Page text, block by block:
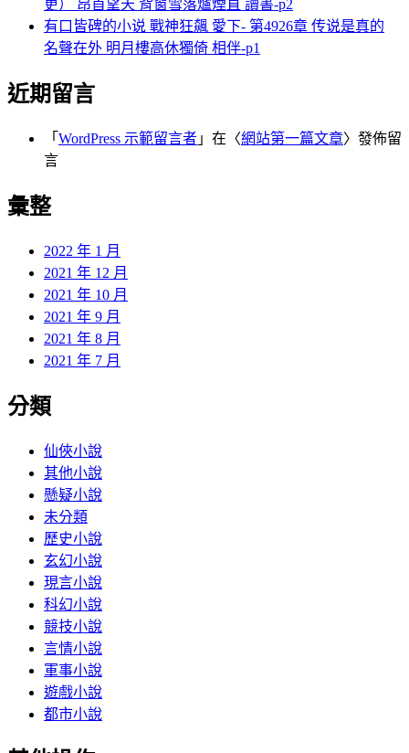
更） 昂首望天 背窗雪落爐煙直 讀書-p2
有口皆碑的小说 戰神狂飆 愛下- 第4926章 传说是真的
名聲在外 明月樓高休獨倚 相伴-p1
近期留言
「 WordPress 示範留言者 」在〈網站第一篇文章〉發佈留
言
彙整
2022 年 1 月
2021 年 12 月
2021 年 10 月
2021 年 9 月
2021 年 8 月
2021 年 7 月
分類
仙俠小說
其他小說
懸疑小說
未分類
歷史小說
玄幻小說
現言小說
科幻小說
競技小說
言情小說
軍事小說
遊戲小說
都市小說